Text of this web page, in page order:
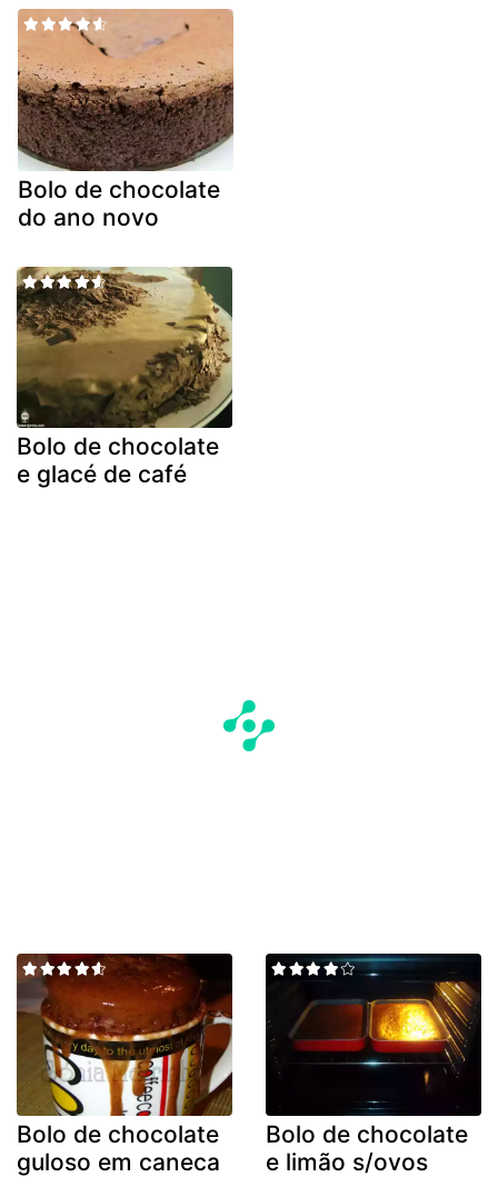
Bolo de chocolate
do ano novo
Bolo de chocolate
e glacé de café
Bolo de chocolate
guloso em caneca
Bolo de chocolate
e limão s/ovos